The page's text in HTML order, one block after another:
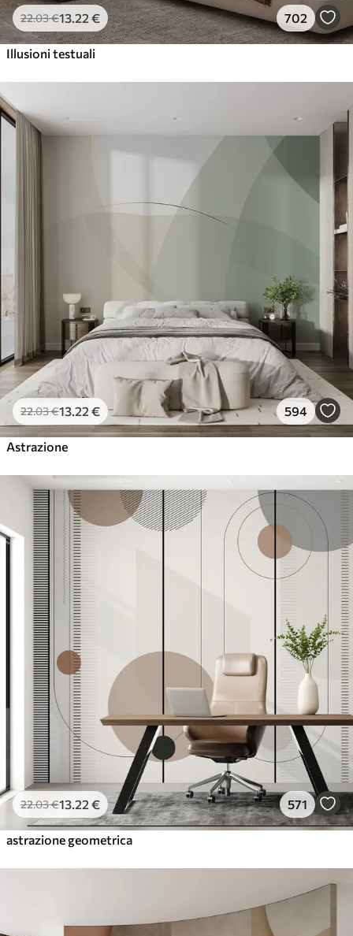
22.03€13 .22 € 702
Illusioni testuali
22.03€13 .22 € 594
Astrazione
22.03€13 .22 € 571
astrazione geometrica